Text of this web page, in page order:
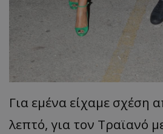
Για εμένα είχαμε σχέση
λεπτό, για τον Τραϊανό